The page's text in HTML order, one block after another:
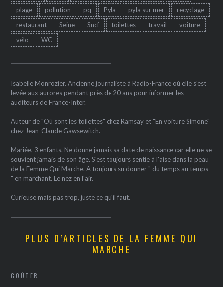
plage
pollution pq Pyla pyla sur mer
recyclage
restaurant
Seine Sncf toilettes travail
voiture
vélo
WC
Isabelle Monrozier. Ancienne journaliste à Radio-France où elle s'est
levée aux aurores pendant près de 20 ans pour informer les
auditeurs de France-Inter.
Auteur de "Où sont les toilettes" chez Ramsay et "En voiture Simone"
chez Jean-Claude Gawsewitch.
Mariée, 3 enfants. Ne donne jamais sa date de naissance car elle ne se
souvient jamais de son âge. S'est toujours sentie à l'aise dans la peau
de la Femme Qui Marche. A toujours su donner " du temps au temps
" en marchant. Le nez en l'air.
Curieuse mais pas trop, juste ce qu'il faut.
PLUS D’ARTICLES DE LA FEMME QUI
MARCHE
GOÛTER